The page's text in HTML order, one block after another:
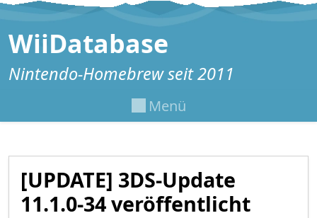
Zum Inhalt springen
WiiDatabase
Nintendo-Homebrew seit 2011
Menü
[UPDATE] 3DS-Update
11.1.0-34 veröffentlicht